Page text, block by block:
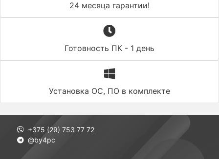
24 месяца гарантии!
Готовность ПК - 1 день
Установка ОС, ПО в комплекте
+375 (29) 753 77 72
@by4pc